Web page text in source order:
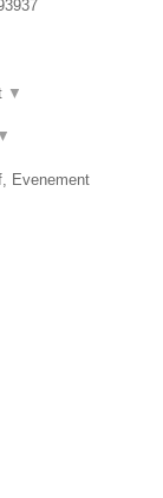
▼
▼
Evenement